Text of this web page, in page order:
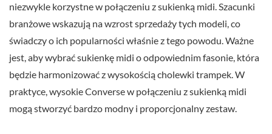
niezwykle korzystne w połączeniu z sukienką midi. Szacunki
branżowe wskazują na wzrost sprzedaży tych modeli, co
świadczy o ich popularności właśnie z tego powodu. Ważne
jest, aby wybrać sukienkę midi o odpowiednim fasonie, która
będzie harmonizować z wysokością cholewki trampek. W
praktyce, wysokie Converse w połączeniu z sukienką midi
mogą stworzyć bardzo modny i proporcjonalny zestaw.